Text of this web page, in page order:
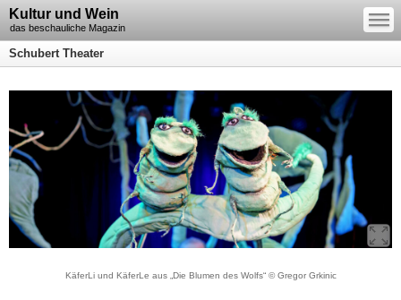
Kultur und Wein
das beschauliche Magazin
—
—
—
Schubert Theater
KäferLi und KäferLe aus „Die Blumen des Wolfs“ © Gregor Grkinic